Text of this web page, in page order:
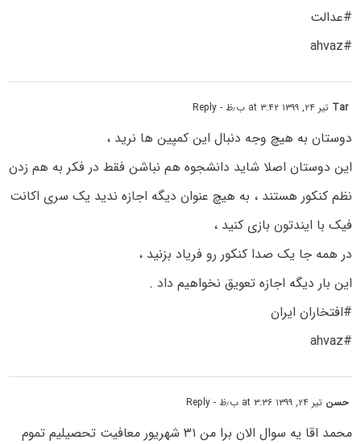
#عدالت
#ahvaz
Tar تیر ۲۴, ۱۳۹۹ at ۳:۴۲ ب٫ظ - Reply
دوستان به هیچ وجه دنبال این کمپین ها نرید ،
این دوستان اصلا شاید دانشجوه هم نباشن فقط در فکر به هم زدن
نظم کنکور هستند ، به هیچ عنوان دیگه اجازه ندید یک سری اکانت
فیک با ایندتون بازی کنید ،
در همه جا یک صدا کنکور رو فریاد بزنید ،
این بار دیگه اجازه تعویق نخواهیم داد .
#افتخاران ایران
#ahvaz
حسن تیر ۲۴, ۱۳۹۹ at ۳:۳۶ ب٫ظ - Reply
محمد اقا یه سوال الان برا من ۳۱ شهریور معافیت تحصیلیم تموم